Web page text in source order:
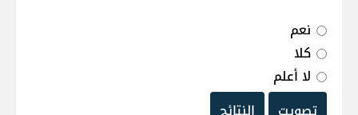
نعم
كلا
لا أعلم